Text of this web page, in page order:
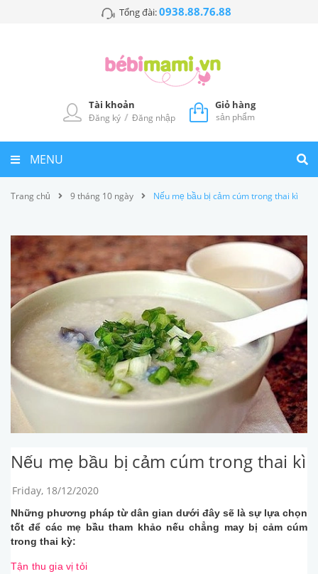
Tổng đài:0938.88.76.88
Tài khoản
Đăng ký / Đăng nhập
Giỏ hàng
sản phẩm
MENU
Trang chủ 9 tháng 10 ngày Nếu mẹ bầu bị cảm cúm trong thai kì
Nếu mẹ bầu bị cảm cúm trong thai kì
Friday, 18/12/2020
Những phương pháp từ dân gian dưới đây sẽ là sự lựa chọn
tốt để các mẹ bầu tham khảo nếu chẳng may bị cảm cúm
trong thai kỳ:
Tận thu gia vị tỏi